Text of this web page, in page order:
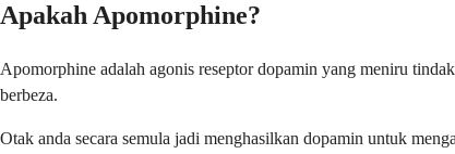
Apakah Apomorphine?
Apomorphine adalah agonis reseptor dopamin yang meniru
berbeza.
Otak anda secara semula jadi menghasilkan dopamin untuk